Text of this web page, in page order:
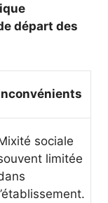
départ des
sociale
limitée